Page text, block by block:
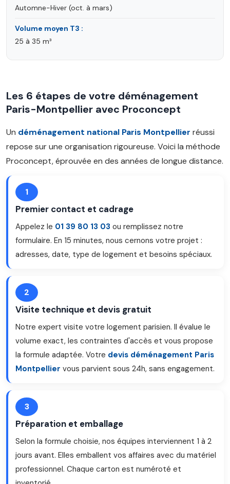
Automne-Hiver (oct. à mars)
Volume moyen T3 :
25 à 35 m³
Les 6 étapes de votre déménagement
Paris-Montpellier avec Proconcept
Un déménagement national Paris Montpellier réussi
repose sur une organisation rigoureuse. Voici la méthode
Proconcept, éprouvée en des années de longue distance.
1
Premier contact et cadrage
Appelez le 01 39 80 13 03 ou remplissez notre
formulaire. En 15 minutes, nous cernons votre projet :
adresses, date, type de logement et besoins spéciaux.
2
Visite technique et devis gratuit
Notre expert visite votre logement parisien. Il évalue le
volume exact, les contraintes d'accès et vous propose
la formule adaptée. Votre devis déménagement Paris
Montpellier vous parvient sous 24h, sans engagement.
3
Préparation et emballage
Selon la formule choisie, nos équipes interviennent 1 à 2
jours avant. Elles emballent vos affaires avec du matériel
professionnel. Chaque carton est numéroté et